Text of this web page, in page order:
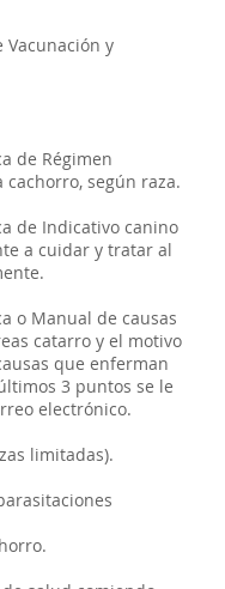
Vacunación y
de Régimen
según raza.
de Indicativo canino
a cuidar y tratar al
o Manual de causas
catarro y el motivo
que enferman
3 puntos se le
electrónico.
limitadas).